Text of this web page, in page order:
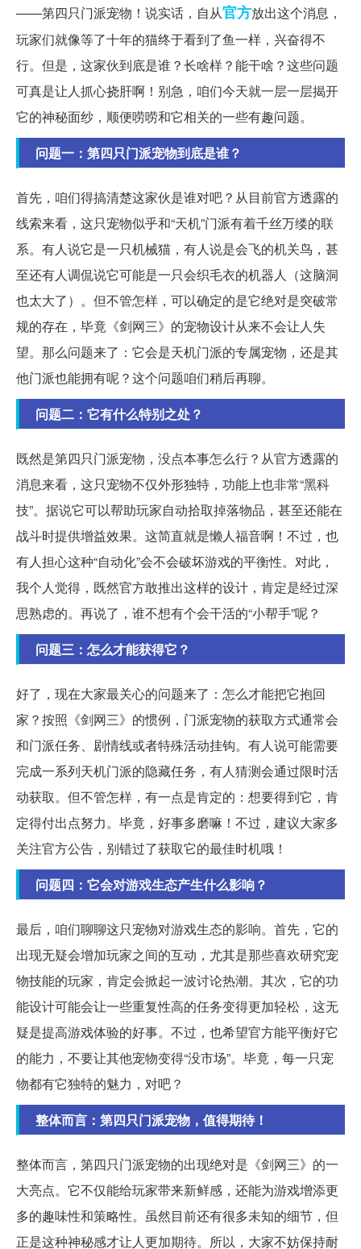
——第四只门派宠物！说实话，自从官方放出这个消息，
玩家们就像等了十年的猫终于看到了鱼一样，兴奋得不
行。但是，这家伙到底是谁？长啥样？能干啥？这些问题
可真是让人抓心挠肝啊！别急，咱们今天就一层一层揭开
它的神秘面纱，顺便唠唠和它相关的一些有趣问题。
问题一：第四只门派宠物到底是谁？
首先，咱们得搞清楚这家伙是谁对吧？从目前官方透露的
线索来看，这只宠物似乎和“天机”门派有着千丝万缕的联
系。有人说它是一只机械猫，有人说是会飞的机关鸟，甚
至还有人调侃说它可能是一只会织毛衣的机器人（这脑洞
也太大了）。但不管怎样，可以确定的是它绝对是突破常
规的存在，毕竟《剑网三》的宠物设计从来不会让人失
望。那么问题来了：它会是天机门派的专属宠物，还是其
他门派也能拥有呢？这个问题咱们稍后再聊。
问题二：它有什么特别之处？
既然是第四只门派宠物，没点本事怎么行？从官方透露的
消息来看，这只宠物不仅外形独特，功能上也非常“黑科
技”。据说它可以帮助玩家自动拾取掉落物品，甚至还能在
战斗时提供增益效果。这简直就是懒人福音啊！不过，也
有人担心这种“自动化”会不会破坏游戏的平衡性。对此，
我个人觉得，既然官方敢推出这样的设计，肯定是经过深
思熟虑的。再说了，谁不想有个会干活的“小帮手”呢？
问题三：怎么才能获得它？
好了，现在大家最关心的问题来了：怎么才能把它抱回
家？按照《剑网三》的惯例，门派宠物的获取方式通常会
和门派任务、剧情线或者特殊活动挂钩。有人说可能需要
完成一系列天机门派的隐藏任务，有人猜测会通过限时活
动获取。但不管怎样，有一点是肯定的：想要得到它，肯
定得付出点努力。毕竟，好事多磨嘛！不过，建议大家多
关注官方公告，别错过了获取它的最佳时机哦！
问题四：它会对游戏生态产生什么影响？
最后，咱们聊聊这只宠物对游戏生态的影响。首先，它的
出现无疑会增加玩家之间的互动，尤其是那些喜欢研究宠
物技能的玩家，肯定会掀起一波讨论热潮。其次，它的功
能设计可能会让一些重复性高的任务变得更加轻松，这无
疑是提高游戏体验的好事。不过，也希望官方能平衡好它
的能力，不要让其他宠物变得“没市场”。毕竟，每一只宠
物都有它独特的魅力，对吧？
整体而言：第四只门派宠物，值得期待！
整体而言，第四只门派宠物的出现绝对是《剑网三》的一
大亮点。它不仅能给玩家带来新鲜感，还能为游戏增添更
多的趣味性和策略性。虽然目前还有很多未知的细节，但
正是这种神秘感才让人更加期待。所以，大家不妨保持耐